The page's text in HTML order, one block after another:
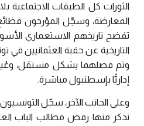
الثورات كل الطبقات الاجتماعية
المعارضة، وسجّل المؤرخون فظائع
تفضح تاريخهم الاستعماري
التاريخية عن حقبة العثمانيين
وتم فصلهما بشكل مستقل، وعُين
إداريًّا بإسطنبول مباشرة.
وعلى الجانب الآخر، سجّل
نذكر منها رفض مطالب الباب